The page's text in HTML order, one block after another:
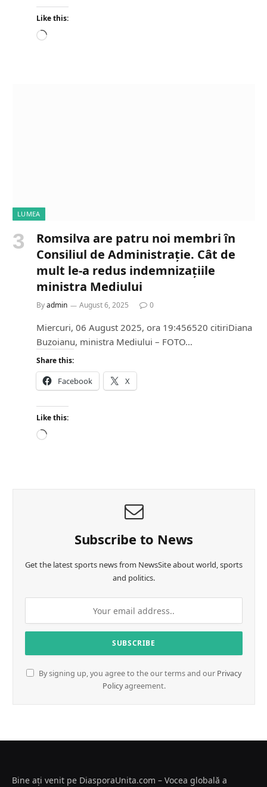
Like this:
L
LUMEA
Romsilva are patru noi membri în
Consiliul de Administrație. Cât de
mult le-a redus indemnizațiile
ministra Mediului
Byadmin August 6, 2025 0
Miercuri, 06 August 2025, ora 19:456520 citiriDiana
Buzoianu, ministra Mediului – FOTO…
Share this:
Facebook X
Like this:
L
Subscribe to News
Get the latest sports news from NewsSite about world, sports
and politics.
By signing up, you agree to the our terms and our Privacy
Policyagreement.
Bine ați venit pe DiasporaUnita.com – Vocea globală a